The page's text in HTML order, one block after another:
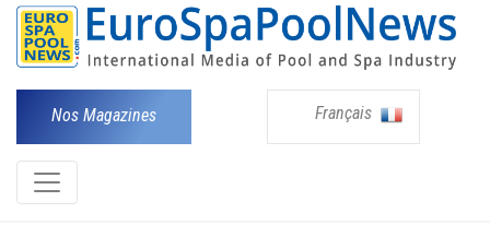
Nos Magazines Français